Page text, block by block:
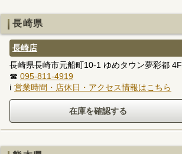
長崎県
長崎店
長崎県長崎市元船町10-1 ゆめタウン夢彩都 4F
☎ 095-811-4919
ℹ 営業時間・店休日・アクセス情報はこちら